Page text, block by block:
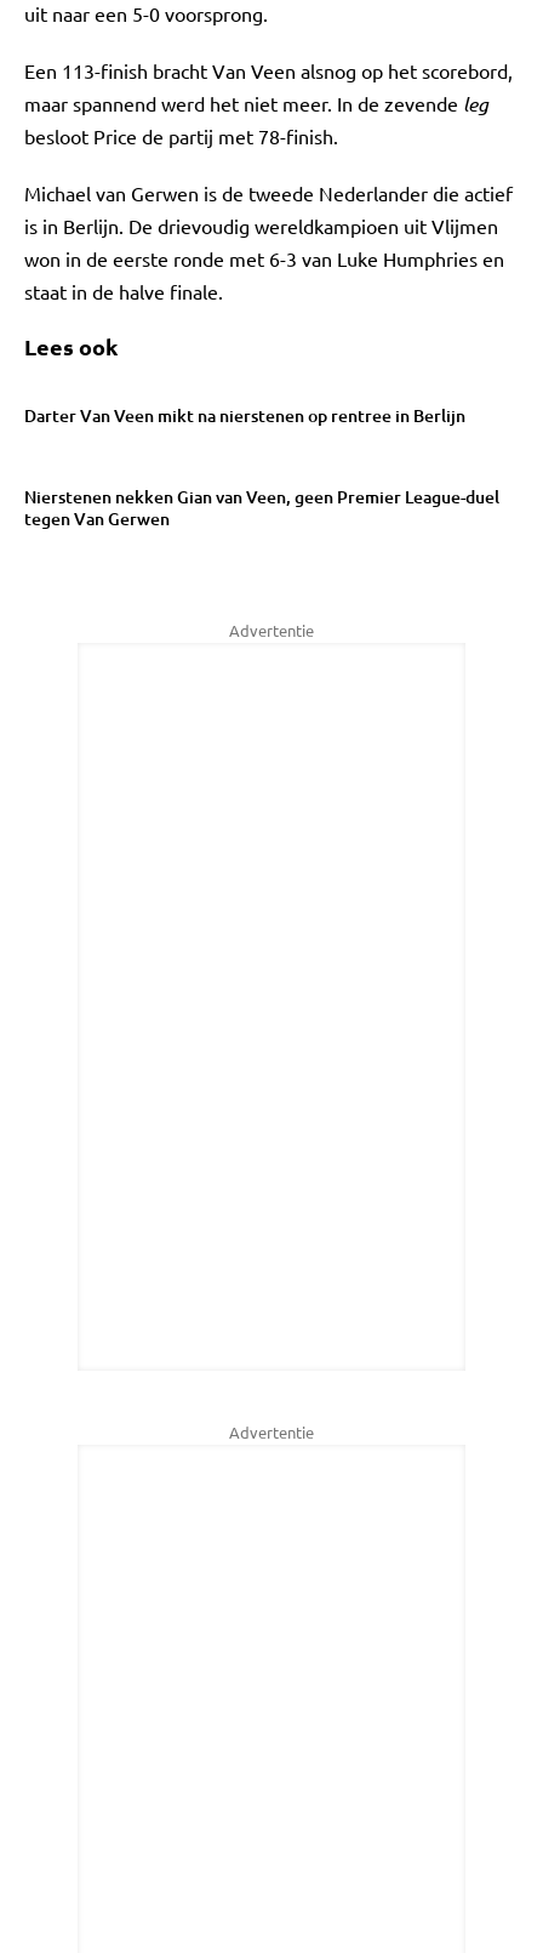
uit naar een 5-0 voorsprong.
Een 113-finish bracht Van Veen alsnog op het scorebord,
maar spannend werd het niet meer. In de zevende leg
besloot Price de partij met 78-finish.
Michael van Gerwen is de tweede Nederlander die actief
is in Berlijn. De drievoudig wereldkampioen uit Vlijmen
won in de eerste ronde met 6-3 van Luke Humphries en
staat in de halve finale.
Lees ook
Darter Van Veen mikt na nierstenen op rentree in Berlijn
Nierstenen nekken Gian van Veen, geen Premier League-duel
tegen Van Gerwen
Advertentie
Advertentie